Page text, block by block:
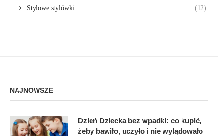
Stylowe stylówki (12)
NAJNOWSZE
Dzień Dziecka bez wpadki: co kupić,
żeby bawiło, uczyło i nie wylądowało